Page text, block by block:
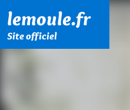
lemoule.fr
Site officiel